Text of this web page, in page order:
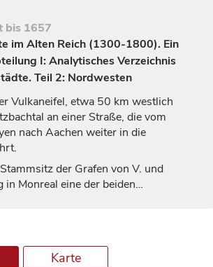
bis 1657
im Alten Reich (1300-1800). Ein
I: Analytisches Verzeichnis
Teil 2: Nordwesten
Vulkaneifel, etwa 50 km westlich
an einer Straße, die vom
nach Aachen weiter in die
der Grafen von V. und
in Monreal eine der beiden…
Karte